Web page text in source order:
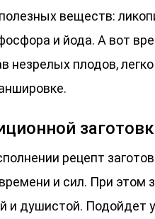
веществ:
и йода. А вот
незрелых плодов,
рецепт
и сил. При этом
и душистой. Подойдет